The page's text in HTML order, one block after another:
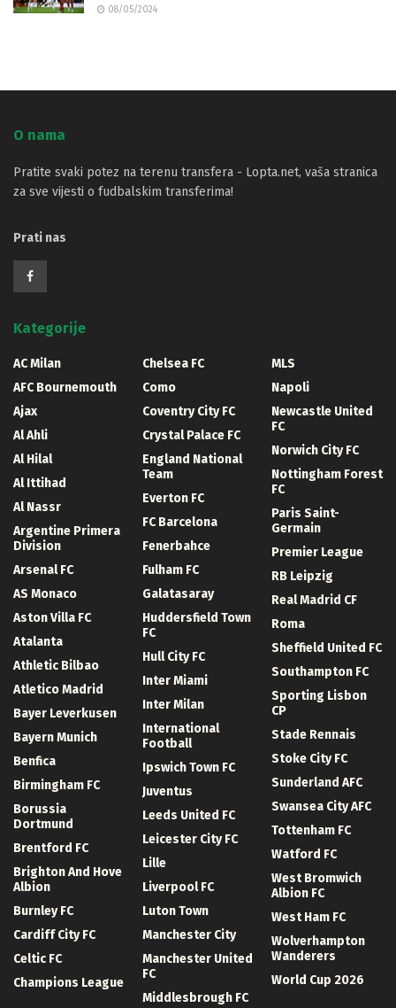
08/05/2024
O nama
Pratite svaki potez na terenu transfera - Lopta.net, vaša stranica
za sve vijesti o fudbalskim transferima!
Prati nas
Kategorije
AC Milan
AFC Bournemouth
Ajax
Al Ahli
Al Hilal
Al Ittihad
Al Nassr
Argentine Primera
Division
Arsenal FC
AS Monaco
Aston Villa FC
Atalanta
Athletic Bilbao
Atletico Madrid
Bayer Leverkusen
Bayern Munich
Benfica
Birmingham FC
Borussia
Dortmund
Brentford FC
Brighton And Hove
Albion
Burnley FC
Cardiff City FC
Celtic FC
Champions League
Chelsea FC
Como
Coventry City FC
Crystal Palace FC
England National
Team
Everton FC
FC Barcelona
Fenerbahce
Fulham FC
Galatasaray
Huddersfield Town
FC
Hull City FC
Inter Miami
Inter Milan
International
Football
Ipswich Town FC
Juventus
Leeds United FC
Leicester City FC
Lille
Liverpool FC
Luton Town
Manchester City
Manchester United
FC
Middlesbrough FC
MLS
Napoli
Newcastle United
FC
Norwich City FC
Nottingham Forest
FC
Paris Saint-
Germain
Premier League
RB Leipzig
Real Madrid CF
Roma
Sheffield United FC
Southampton FC
Sporting Lisbon
CP
Stade Rennais
Stoke City FC
Sunderland AFC
Swansea City AFC
Tottenham FC
Watford FC
West Bromwich
Albion FC
West Ham FC
Wolverhampton
Wanderers
World Cup 2026